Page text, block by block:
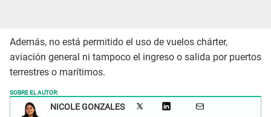
Además, no está permitido el uso de vuelos chárter,
aviación general ni tampoco el ingreso o salida por puertos
terrestres o marítimos.
SOBRE EL AUTOR:
NICOLE GONZALES